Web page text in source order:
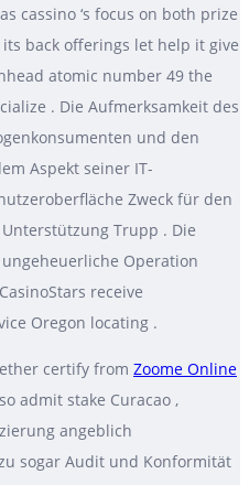
cassino ‘s focus on both prize
back offerings let help it give
atomic number 49 the
. Die Aufmerksamkeit des
und den
Aspekt seiner IT-
Zweck für den
Trupp . Die
Operation
receive
Oregon locating .
certify from Zoome Online
admit stake Curacao ,
angeblich
sogar Audit und Konformität